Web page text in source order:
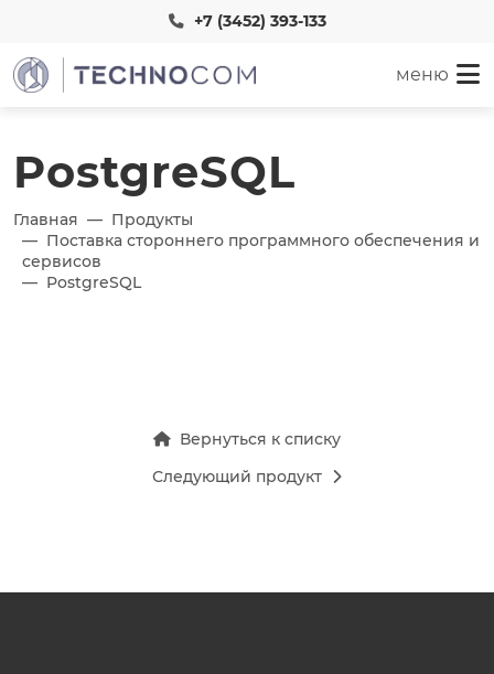
+7 (3452) 393-133
меню
PostgreSQL
Главная
Продукты
Поставка стороннего программного обеспечения и
сервисов
PostgreSQL
Вернуться к списку
Следующий продукт